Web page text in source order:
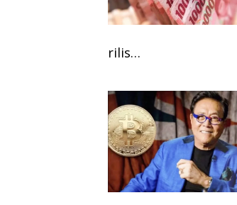
rilis…